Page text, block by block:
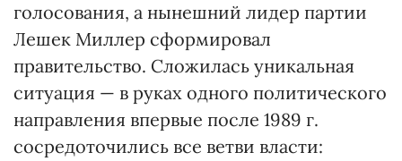
голосования, а нынешний лидер партии
Лешек Миллер сформировал
правительство. Сложилась уникальная
ситуация — в руках одного политического
направления впервые после 1989 г.
сосредоточились все ветви власти: